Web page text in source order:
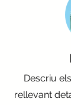
Descriu
rellevant